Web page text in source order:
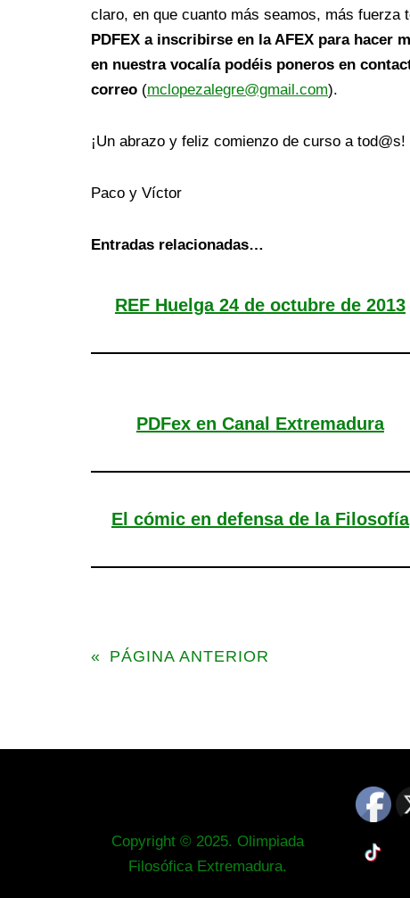
claro, en que cuanto más seamos, más fuerza
PDFEX a inscribirse en la AFEX para hacer
en nuestra vocalía podéis poneros en
correo (mclopezalegre@gmail.com).
¡Un abrazo y feliz comienzo de curso a tod@s!
Paco y Víctor
Entradas relacionadas…
REF Huelga 24 de octubre de 2013
PDFex en Canal Extremadura
El cómic en defensa de la Filosofía
« PÁGINA ANTERIOR
Copyright © 2025. Olimpiada
Filosófica Extremadura.